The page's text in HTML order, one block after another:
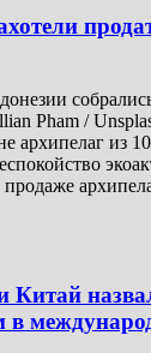
Pham /
архипелаг из
Китай
в